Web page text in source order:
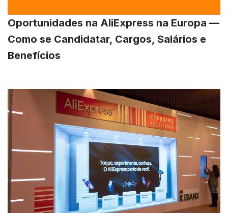
Oportunidades na AliExpress na Europa —
Como se Candidatar, Cargos, Salários e
Benefícios